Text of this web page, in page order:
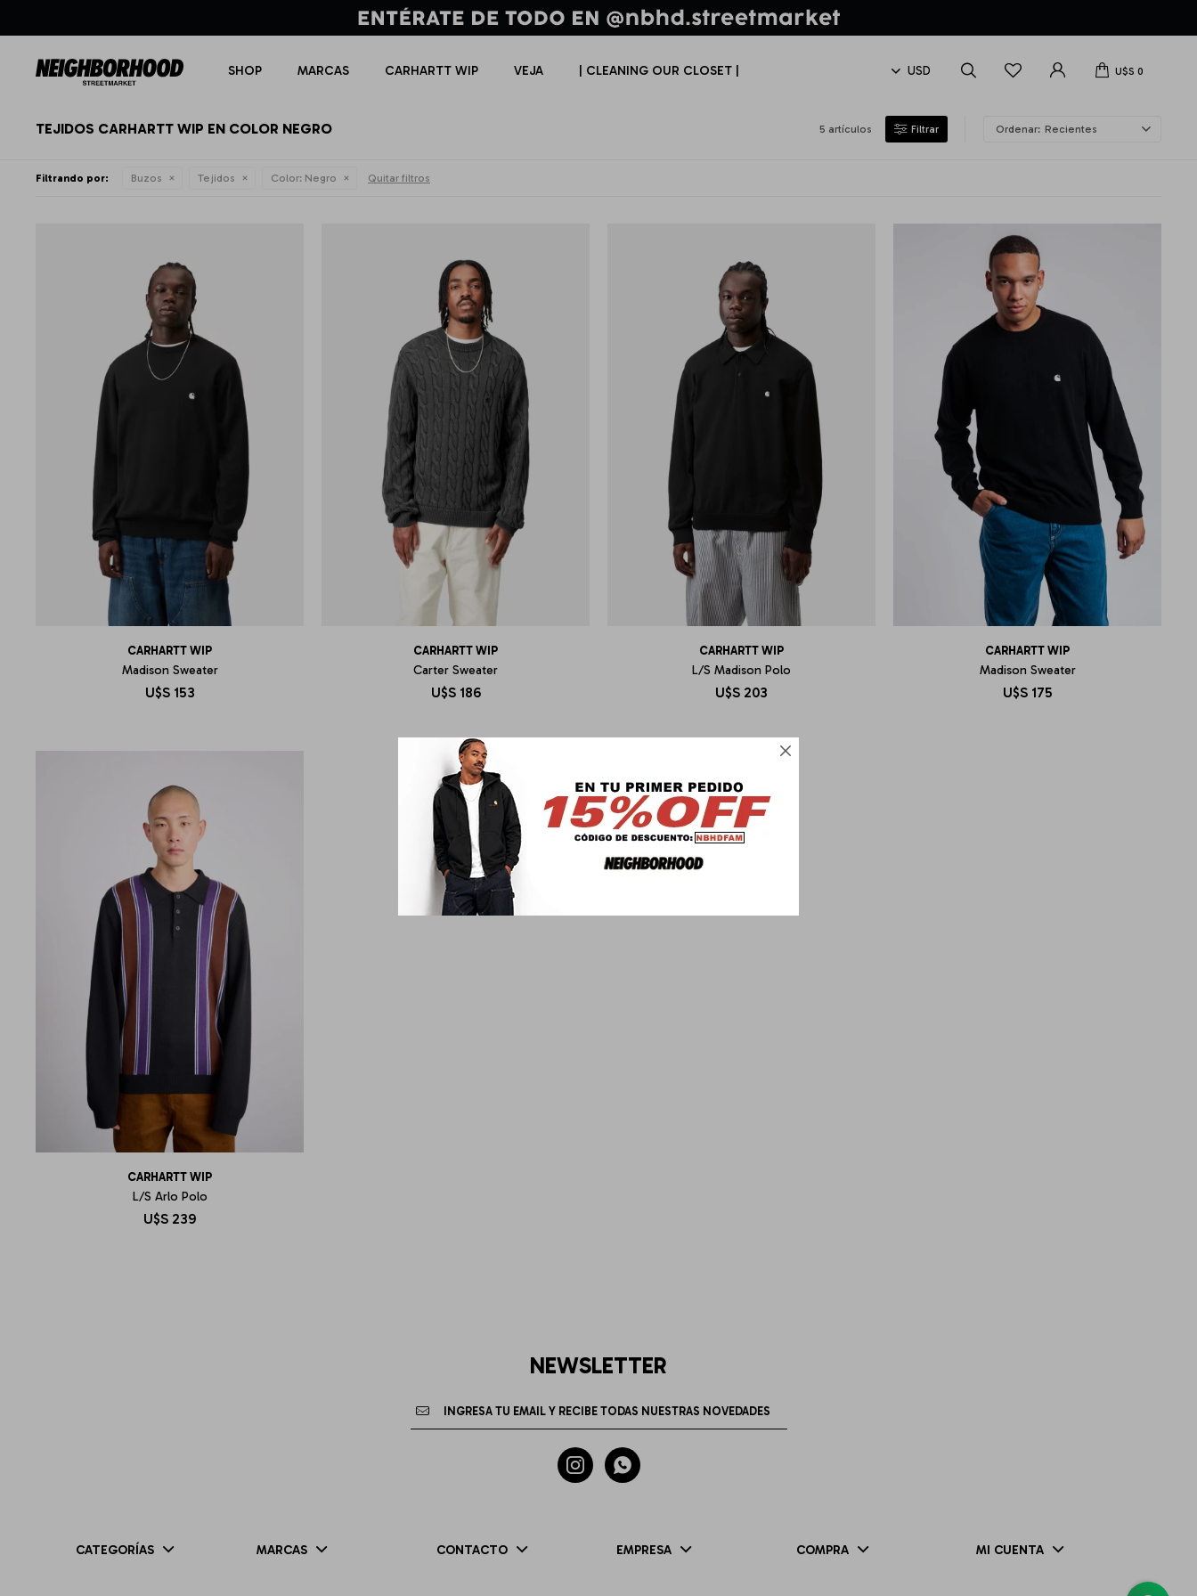

SHOP MARCAS CARHARTT WIP VEJA | CLEANING OUR CLOSET | U$S 0
TEJIDOS CARHARTT WIP EN COLOR NEGRO 5 artículos Recientes
Filtrando por: Buzos Tejidos Color: Negro Quitar filtros
CARHARTT WIP
Madison Sweater
U$S 153
CARHARTT WIP
Carter Sweater
U$S 186
CARHARTT WIP
L/S Madison Polo
U$S 203
CARHARTT WIP
Madison Sweater
U$S 175
CARHARTT WIP
L/S Arlo Polo
U$S 239
CATEGORÍAS MARCAS CONTACTO EMPRESA COMPRA MI CUENTA
NEWSLETTER
 